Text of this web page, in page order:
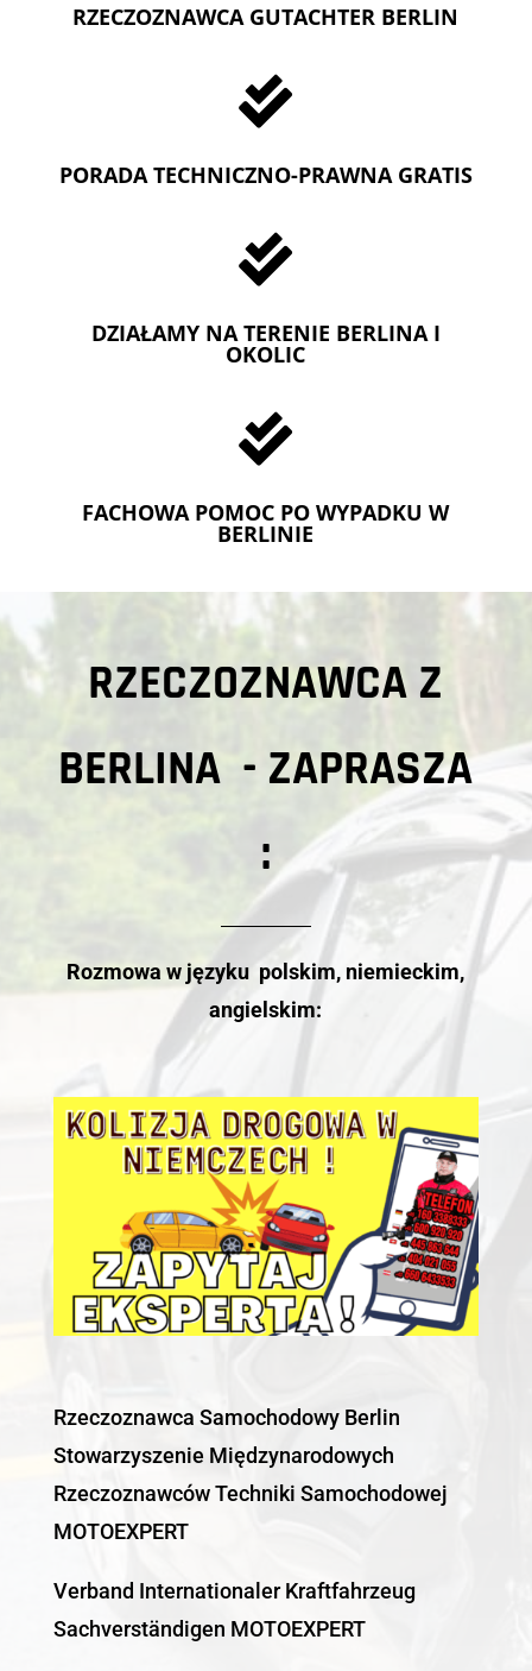
RZECZOZNAWCA GUTACHTER BERLIN

PORADA TECHNICZNO-PRAWNA GRATIS

DZIAŁAMY NA TERENIE BERLINA I
OKOLIC

FACHOWA POMOC PO WYPADKU W
BERLINIE
RZECZOZNAWCA Z
BERLINA - ZAPRASZA
:
Rozmowa w języku polskim, niemieckim,
angielskim:
Rzeczoznawca Samochodowy Berlin
Stowarzyszenie Międzynarodowych
Rzeczoznawców Techniki Samochodowej
MOTOEXPERT
Verband Internationaler Kraftfahrzeug
Sachverständigen MOTOEXPERT